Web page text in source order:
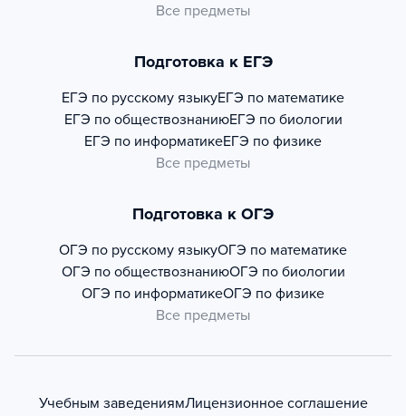
Все предметы
Подготовка к ЕГЭ
ЕГЭ по русскому языкуЕГЭ по математике
ЕГЭ по обществознаниюЕГЭ по биологии
ЕГЭ по информатикеЕГЭ по физике
Все предметы
Подготовка к ОГЭ
ОГЭ по русскому языкуОГЭ по математике
ОГЭ по обществознаниюОГЭ по биологии
ОГЭ по информатикеОГЭ по физике
Все предметы
Учебным заведениямЛицензионное соглашение